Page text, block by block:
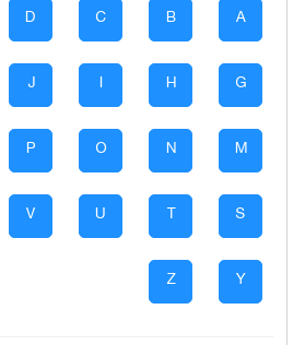
A
B
C
D
G
H
I
J
M
N
O
P
S
T
U
V
Y
Z